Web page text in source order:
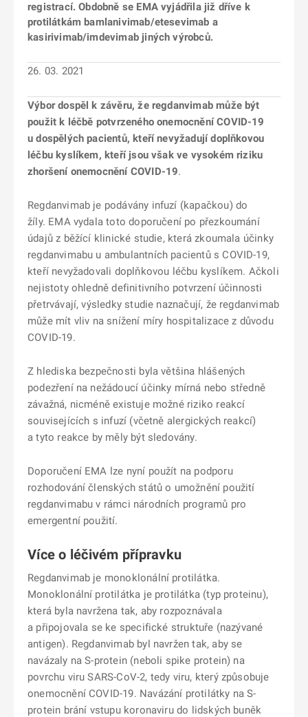
registrací. Obdobně se EMA vyjádřila již dříve k
protilátkám bamlanivimab/etesevimab a
kasirivimab/imdevimab jiných výrobců.
26. 03. 2021
Výbor dospěl k závěru, že regdanvimab může být
použit k léčbě potvrzeného onemocnění COVID-19
u dospělých pacientů, kteří nevyžadují doplňkovou
léčbu kyslíkem, kteří jsou však ve vysokém riziku
zhoršení onemocnění COVID-19.
Regdanvimab je podávány infuzí (kapačkou) do
žíly. EMA vydala toto doporučení po přezkoumání
údajů z běžící klinické studie, která zkoumala účinky
regdanvimabu u ambulantních pacientů s COVID-19,
kteří nevyžadovali doplňkovou léčbu kyslíkem. Ačkoli
nejistoty ohledně definitivního potvrzení účinnosti
přetrvávají, výsledky studie naznačují, že regdanvimab
může mít vliv na snížení míry hospitalizace z důvodu
COVID-19.
Z hlediska bezpečnosti byla většina hlášených
podezření na nežádoucí účinky mírná nebo středně
závažná, nicméně existuje možné riziko reakcí
souvisejících s infuzí (včetně alergických reakcí)
a tyto reakce by měly být sledovány.
Doporučení EMA lze nyní použít na podporu
rozhodování členských států o umožnění použití
regdanvimabu v rámci národních programů pro
emergentní použití.
Více o léčivém přípravku
Regdanvimab je monoklonální protilátka.
Monoklonální protilátka je protilátka (typ proteinu),
která byla navržena tak, aby rozpoznávala
a připojovala se ke specifické struktuře (nazývané
antigen). Regdanvimab byl navržen tak, aby se
navázaly na S-protein (neboli spike protein) na
povrchu viru SARS-CoV-2, tedy viru, který způsobuje
onemocnění COVID-19. Navázání protilátky na S-
protein brání vstupu koronaviru do lidských buněk